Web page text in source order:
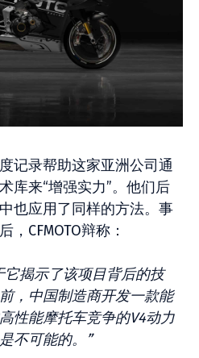
记录帮助这家亚洲公司通
库来“增强实力”。他们后
也应用了同样的方法。事
CFMOTO辩称：
它揭示了该项目背后的技
，中国制造商开发一款能
性能摩托车竞争的V4动力
不可能的。”